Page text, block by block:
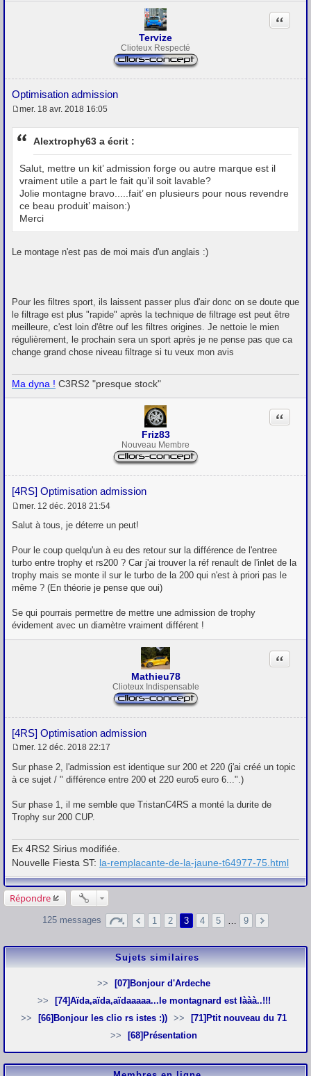
Tervize
Clioteux Respecté
Optimisation admission
Citation
e
s
g
e
mer. 18 avr. 2018 16:05
Alextrophy63 a écrit :
Salut, mettre un kit’ admission forge ou autre marque est il
vraiment utile a part le fait qu’il soit lavable?
Jolie montagne bravo.....fait’ en plusieurs pour nous revendre
ce beau produit’ maison:)
Merci
Le montage n'est pas de moi mais d'un anglais :)
Pour les filtres sport, ils laissent passer plus d'air donc on se doute que
le filtrage est plus "rapide" après la technique de filtrage est peut être
meilleure, c'est loin d'être ouf les filtres origines. Je nettoie le mien
régulièrement, le prochain sera un sport après je ne pense pas que ca
change grand chose niveau filtrage si tu veux mon avis
Ma dyna ! C3RS2 "presque stock"
Friz83
Nouveau Membre
[4RS] Optimisation admission
Citation
e
a
g
e
mer. 12 déc. 2018 21:54
Salut à tous, je déterre un peut!
Pour le coup quelqu'un à eu des retour sur la différence de l'entree
turbo entre trophy et rs200 ? Car j'ai trouver la réf renault de l'inlet de la
trophy mais se monte il sur le turbo de la 200 qui n'est à priori pas le
même ? (En théorie je pense que oui)
Se qui pourrais permettre de mettre une admission de trophy
évidement avec un diamètre vraiment différent !
Mathieu78
Clioteux Indispensable
[4RS] Optimisation admission
Citation
e
s
g
e
mer. 12 déc. 2018 22:17
Sur phase 2, l'admission est identique sur 200 et 220 (j'ai créé un topic
à ce sujet / " différence entre 200 et 220 euro5 euro 6...".)
Sur phase 1, il me semble que TristanC4RS a monté la durite de
Trophy sur 200 CUP.
Ex 4RS2 Sirius modifiée.
Nouvelle Fiesta ST: la-remplacante-de-la-jaune-t64977-75.html
Répondre
125 messages 1 2 3 4 5 9
Sujets similaires
[07]Bonjour d'Ardeche
[74]Aïda,aïda,aïdaaaaa...le montagnard est lààà..!!!
[66]Bonjour les clio rs istes :))
[71]Ptit nouveau du 71
[68]Présentation